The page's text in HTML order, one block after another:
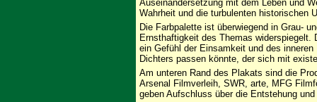
Auseinandersetzung mit dem Leben und
Wahrheit und die turbulenten historischen
Die Farbpalette ist überwiegend in Grau-
Ernsthaftigkeit des Themas widerspiegelt.
ein Gefühl der Einsamkeit und des
Dichters passen könnte, der sich mit
Am unteren Rand des Plakats sind die
Arsenal Filmverleih, SWR, arte, MFG
geben Aufschluss über die Entstehung